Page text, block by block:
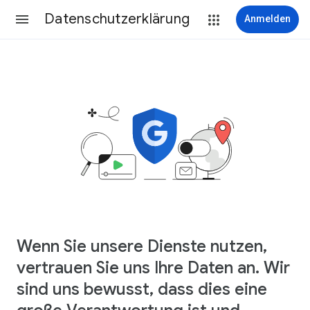
Datenschutzerklärung Anmelden
Wenn Sie unsere Dienste nutzen,
vertrauen Sie uns Ihre Daten an. Wir
sind uns bewusst, dass dies eine